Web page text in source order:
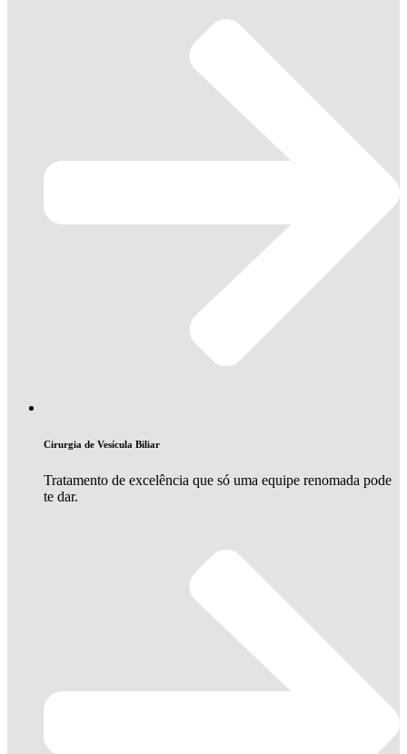
Cirurgia de Vesícula Biliar
Tratamento de excelência que só uma equipe renomada pode
te dar.